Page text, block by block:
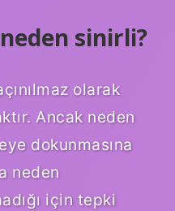
sinirli?
olarak
Ancak neden
dokunmasına
neden
için tepki